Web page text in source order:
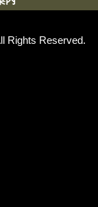
Rights Reserved.